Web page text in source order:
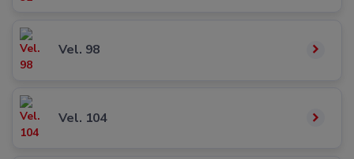
Vel. 98
Vel. 104